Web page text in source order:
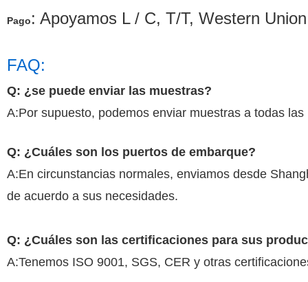
Pago: Apoyamos L / C, T/T, Western
FAQ:
Q: ¿se puede enviar las muestras?
A:Por supuesto, podemos enviar muestras a todas
Q: ¿Cuáles son los puertos de embarque?
A:En circunstancias normales, enviamos desde
de acuerdo a sus necesidades.
Q: ¿Cuáles son las certificaciones para sus
A:Tenemos ISO 9001, SGS, CER y otras